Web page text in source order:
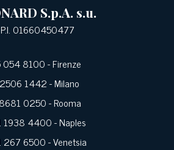
S.p.A. s.u.
P.I. 01660450477
054 8100- Firenze
1442- Milano
0250- Rooma
1938 4400- Naples
267 6500- Venetsia